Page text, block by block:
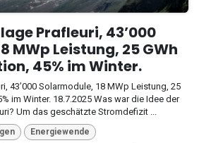
Prafleuri, 43’000
MWp Leistung, 25 GWh
45% im Winter.
43’000 Solarmodule, 18 MWp Leistung, 25
im Winter. 18.7.2025 Was war die Idee der
Um das geschätzte Stromdefizit ...
Energiewende